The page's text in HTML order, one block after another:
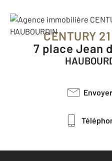
CENTURY
7 place Jean